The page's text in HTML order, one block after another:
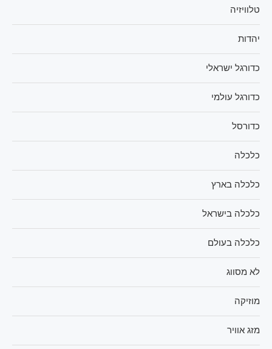
טלוויזיה
יהדות
כדורגל ישראלי
כדורגל עולמי
כדורסל
כלכלה
כלכלה בארץ
כלכלה בישראל
כלכלה בעולם
לא מסווג
מוזיקה
מזג אוויר